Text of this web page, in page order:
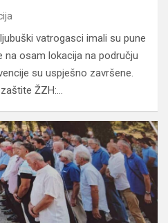
vatrogasci imali su pune
na osam lokacija na području
su uspješno završene.
ŽZH:…